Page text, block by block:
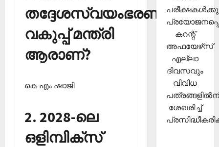
തദ്ദേശസ്വയംഭരണ
വകുപ്പ് മന്ത്രി
ആരാണ്?
കെ എം ഷാജി
2. 2028-ലെ
ഒളിമ്പിക്‌സ്
കറന്റ്
അഫയേഴ്‌സ്
എല്ലാ
ദിവസവും
വിവിധ
ശേഖരിച്ച്